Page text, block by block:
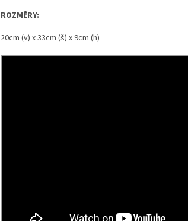
ROZMĚRY:
20cm (v) x 33cm (š) x 9cm (h)